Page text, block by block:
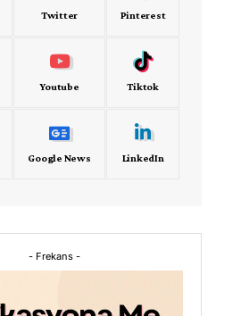
Twitter Pinterest
Youtube Tiktok
Google News LinkedIn
- Frekans -